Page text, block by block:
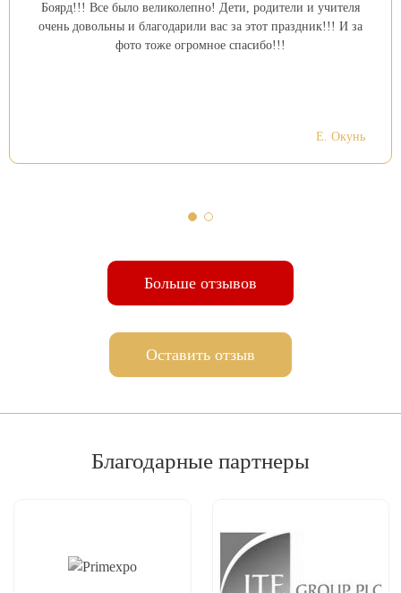
Боярд!!! Все было великолепно! Дети, родители и учителя
очень довольны и благодарили вас за этот праздник!!! И за
фото тоже огромное спасибо!!!
Е. Окунь
Больше отзывов
Оставить отзыв
Благодарные партнеры